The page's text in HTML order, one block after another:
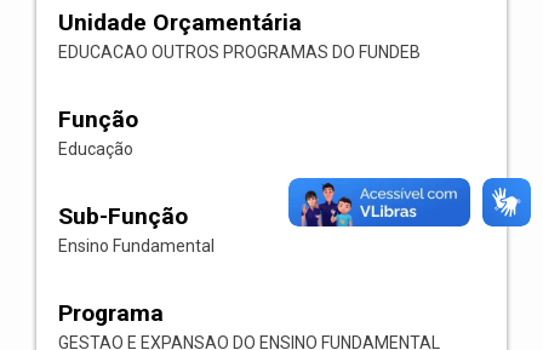
Unidade Orçamentária
EDUCACAO OUTROS PROGRAMAS DO FUNDEB
Função
Educação
Sub-Função
Ensino Fundamental
Programa
GESTAO E EXPANSAO DO ENSINO FUNDAMENTAL